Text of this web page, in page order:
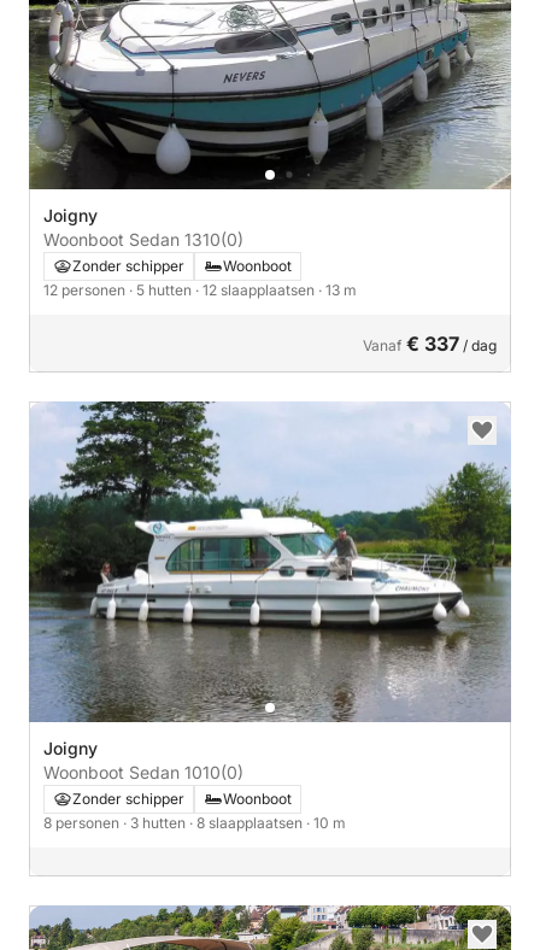
Joigny
Woonboot Sedan 1310(0)
Zonder schipper
Woonboot
12 personen · 5 hutten · 12 slaapplaatsen · 13 m
Vanaf € 337 / dag
Joigny
Woonboot Sedan 1010(0)
Zonder schipper
Woonboot
8 personen · 3 hutten · 8 slaapplaatsen · 10 m